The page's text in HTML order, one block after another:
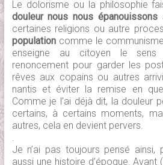
Le dolorisme ou la philosophie
douleur nous nous épanouissons
certaines religions ou autre
populationcomme le
enseigne au citoyen le
renoncement pour garder les
rêves aux copains ou autres
nantis et éviter la remise en
Comme je l’ai déjà dit, la douleur
certains, à certains moments,
autres, cela en devient pervers.
.
Je n’ai pas toujours pensé
aussi une histoire d’époque.